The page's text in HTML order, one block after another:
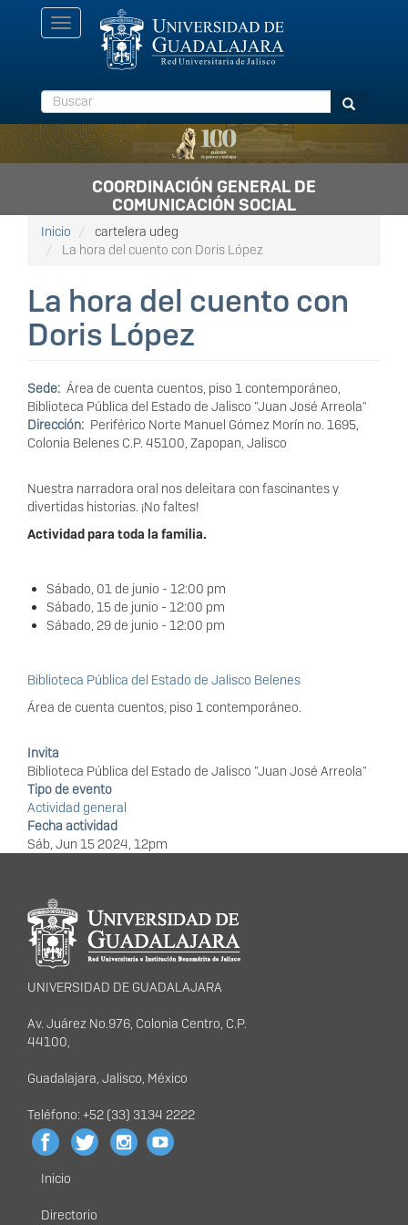
Toggle
navigation
Buscar Buscar
COORDINACIÓN GENERAL DE
COMUNICACIÓN SOCIAL
Inicio
cartelera udeg
La hora del cuento con Doris López
La hora del cuento con
Doris López
Sede Área de cuenta cuentos, piso 1 contemporáneo,
Biblioteca Pública del Estado de Jalisco "Juan José Arreola"
Dirección
Periférico Norte Manuel Gómez Morín no. 1695,
Colonia Belenes C.P. 45100, Zapopan, Jalisco
Nuestra narradora oral nos deleitara con fascinantes y
divertidas historias. ¡No faltes!
Actividad para toda la familia.
Sábado, 01 de junio - 12:00 pm
Sábado, 15 de junio - 12:00 pm
Sábado, 29 de junio - 12:00 pm
Biblioteca Pública del Estado de Jalisco Belenes
Área de cuenta cuentos, piso 1 contemporáneo.
Invita
Biblioteca Pública del Estado de Jalisco "Juan José Arreola"
Tipo de evento
Actividad general
Fecha actividad
Sáb, Jun 15 2024, 12pm
Información del
portal
UNIVERSIDAD DE GUADALAJARA
Av. Juárez No.976, Colonia Centro, C.P.
44100,
Guadalajara, Jalisco, México
Teléfono: +52 (33) 3134 2222
Menú
principal
Inicio
Directorio